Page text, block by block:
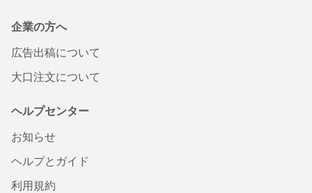
企業の方へ
広告出稿について
大口注文について
ヘルプセンター
お知らせ
ヘルプとガイド
利用規約